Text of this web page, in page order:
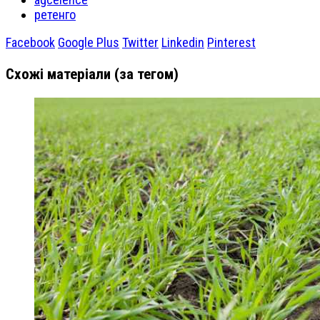
ретенго
Facebook Google Plus Twitter Linkedin Pinterest
Схожі матеріали (за тегом)